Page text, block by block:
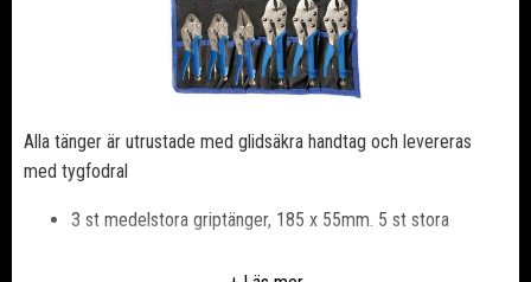
Alla tänger är utrustade med glidsäkra handtag och levereras
med tygfodral
3 st medelstora griptänger, 185 x 55mm. 5 st stora